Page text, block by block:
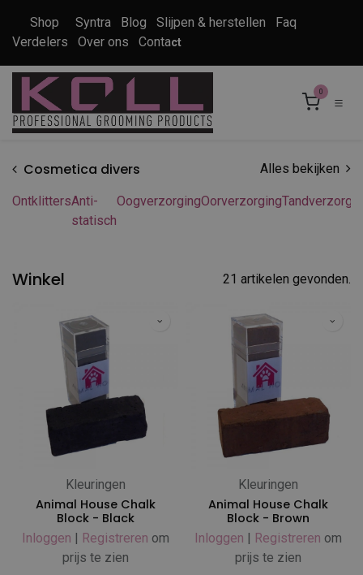
Shop Syntra Blog Slijpen & herstellen
Faq
Verdelers
Over ons Contact
0
Cosmetica divers Alles bekijken
OntklittersAnti-
statisch
OogverzorgingOorverzorging
Winkel 21 artikelen gevonden.
Kleuringen
Animal House Chalk
Block - Black
Inloggen | Registreren om
prijs te zien
Kleuringen
Animal House Chalk
Block - Brown
Inloggen | Registreren om
prijs te zien